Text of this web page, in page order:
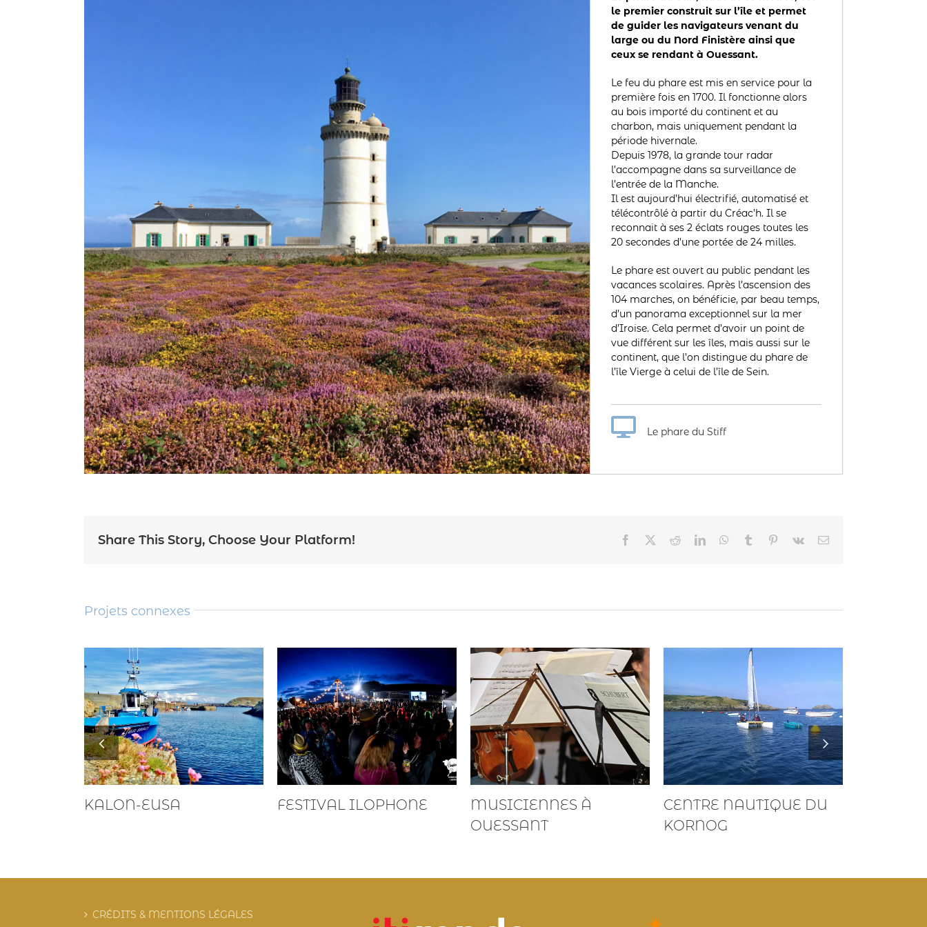
le premier construit sur l’île et permet
de guider les navigateurs venant du
large ou du Nord Finistère ainsi que
ceux se rendant à Ouessant.
Le feu du phare est mis en service pour la
première fois en 1700. Il fonctionne alors
au bois importé du continent et au
charbon, mais uniquement pendant la
période hivernale.
Depuis 1978, la grande tour radar
l’accompagne dans sa surveillance de
l’entrée de la Manche.
Il est aujourd’hui électrifié, automatisé et
télécontrôlé à partir du Créac’h. Il se
reconnait à ses 2 éclats rouges toutes les
20 secondes d’une portée de 24 milles.
Le phare est ouvert au public pendant les
vacances scolaires. Après l’ascension des
104 marches, on bénéficie, par beau temps,
d’un panorama exceptionnel sur la mer
d’Iroise. Cela permet d’avoir un point de
vue différent sur les îles, mais aussi sur le
continent, que l’on distingue du phare de
l’île Vierge à celui de l’île de Sein.
Le phare du Stiff
Share This Story, Choose Your Platform! Facebook
TwitterRedditLinkedInWhatsApp
Tumblr Pinterest
Vk Email
Projets connexes
KALON-EUSA FESTIVAL ILOPHONE
MUSICIENNES À
OUESSANT
CENTRE NAUTIQUE DU
KORNOG
CRÉDITS & MENTIONS LÉGALES